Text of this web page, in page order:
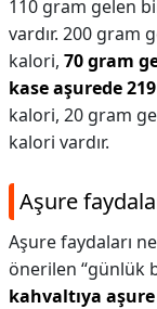
110 gram gelen
vardır. 200 gram
kalori, 70 gram
kase aşurede
kalori, 20 gram
kalori vardır.
Aşure
Aşure faydaları
önerilen “günlük
kahvaltıya